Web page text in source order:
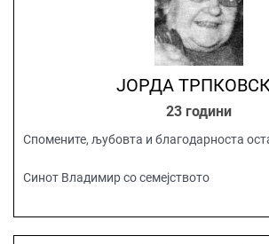
ЈОРДА
23 години
Спомените, љубовта и благодарноста
Синот Владимир со семејството